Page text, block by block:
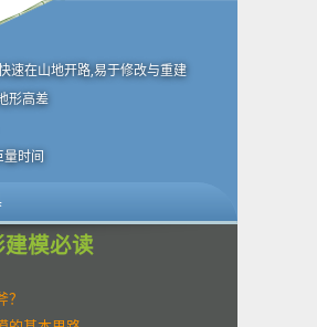
速在山地开路,易于修改与重建
形高差
时间
模必读